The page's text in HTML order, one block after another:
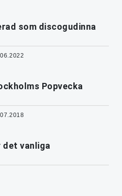
som discogudinna
Popvecka
vanliga